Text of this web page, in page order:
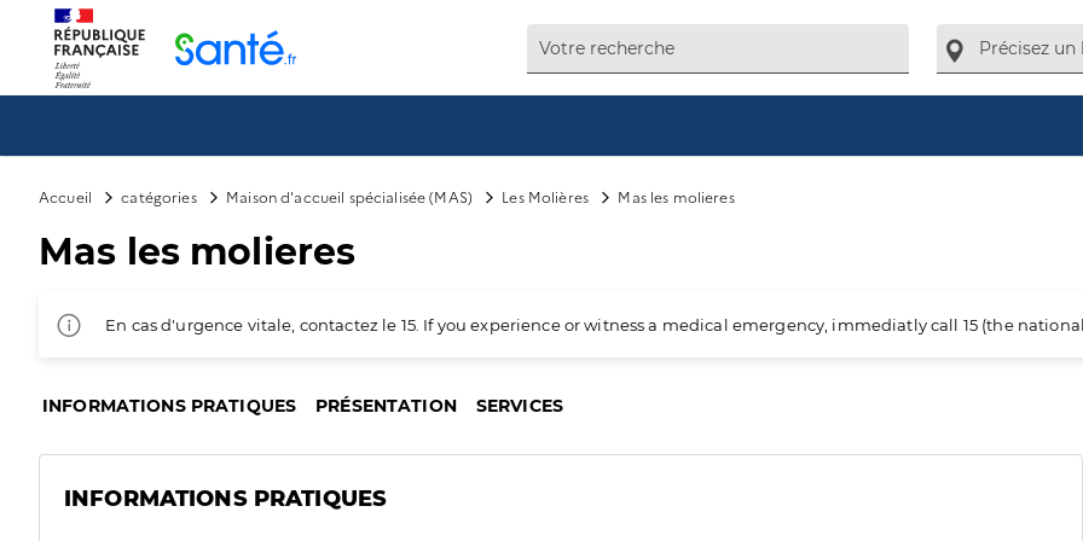
Accueil catégories Maison d'accueil spécialisée (MAS) Les Molières Mas les molieres
Mas les molieres
En cas d'urgence vitale, contactez le 15. If you experience or witness a medical emergency, immediatly call 15 (the
INFORMATIONS PRATIQUES PRÉSENTATION SERVICES
INFORMATIONS PRATIQUES
Panneau de gestion des cookies